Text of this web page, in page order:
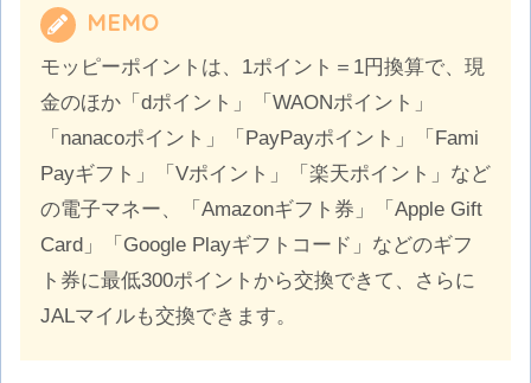
MEMO
モッピーポイントは、1ポイント＝1円換算で、現
金のほか「dポイント」「WAONポイント」
「nanacoポイント」「PayPayポイント」「Fami
Payギフト」「Vポイント」「楽天ポイント」など
の電子マネー、「Amazonギフト券」「Apple Gift
Card」「Google Playギフトコード」などのギフ
ト券に最低300ポイントから交換できて、さらに
JALマイルも交換できます。